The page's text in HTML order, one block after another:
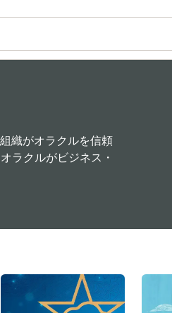
織がオラクルを信頼
ラクルがビジネス・